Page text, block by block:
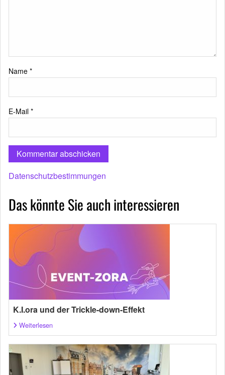
Name *
E-Mail *
Datenschutzbestimmungen
Das könnte Sie auch interessieren
K.I.ora und der Trickle-down-Effekt
Weiterlesen